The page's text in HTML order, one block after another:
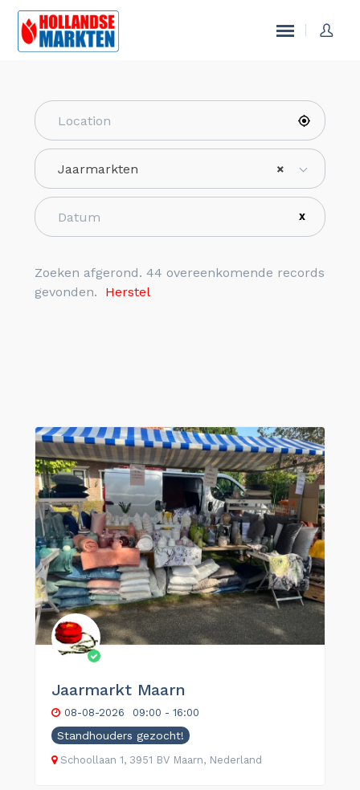
×
Jaarmarkten
X
Zoeken afgerond. 44 overeenkomende records
gevonden.
Herstel
Jaarmarkt Maarn
08-08-2026 09:00 - 16:00
Standhouders gezocht!
Schoollaan 1, 3951 BV Maarn, Nederland